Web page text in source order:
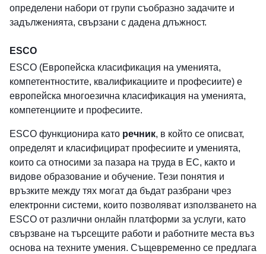
определени набори от групи съобразно задачите и
задълженията, свързани с дадена длъжност.
ESCO
ESCO (Европейска класификация на уменията,
компетентностите, квалификациите и професиите) е
европейска многоезична класификация на уменията,
компетенциите и професиите.
ESCO функционира като речник, в който се описват,
определят и класифицират професиите и уменията,
които са относими за пазара на труда в ЕС, както и
видове образование и обучение. Тези понятия и
връзките между тях могат да бъдат разбрани чрез
електронни системи, които позволяват използването на
ESCO от различни онлайн платформи за услуги, като
свързване на търсещите работи и работните места въз
основа на техните умения. Същевременно се предлага